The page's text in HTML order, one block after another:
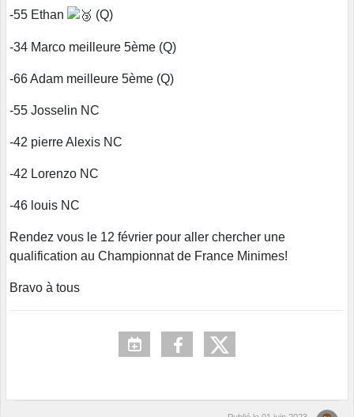
-55 Ethan (Q)
-34 Marco meilleure 5ème (Q)
-66 Adam meilleure 5ème (Q)
-55 Josselin NC
-42 pierre Alexis NC
-42 Lorenzo NC
-46 louis NC
Rendez vous le 12 février pour aller chercher une
qualification au Championnat de France Minimes!
Bravo à tous